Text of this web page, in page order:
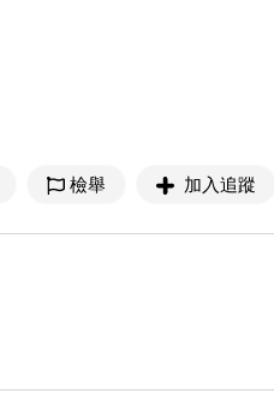
檢舉 加入追蹤